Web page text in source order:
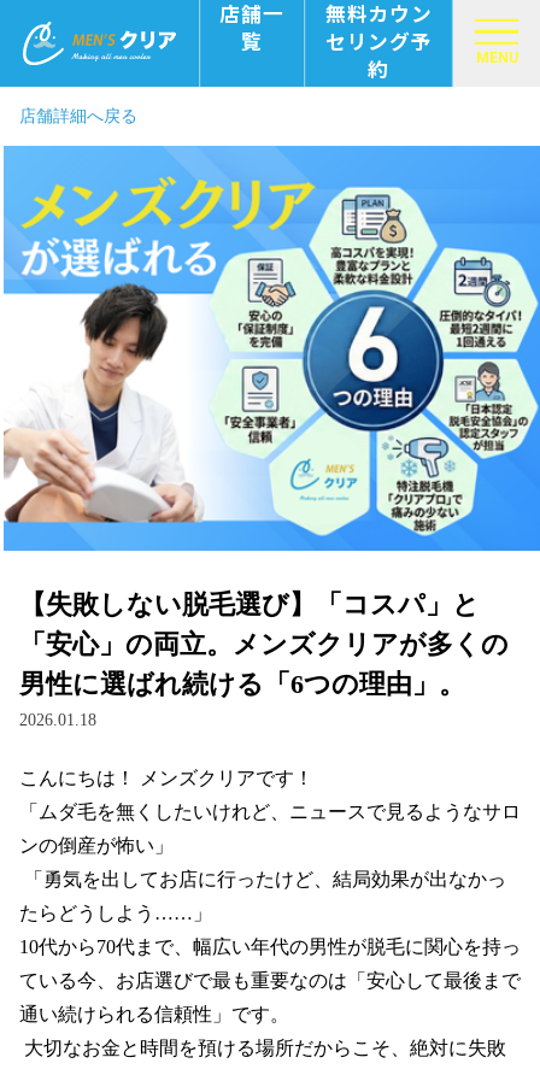
店舗一
覧
無料カウン
セリング予
約
MENU
店舗詳細へ戻る
【失敗しない脱毛選び】「コスパ」と
「安心」の両立。メンズクリアが多くの
男性に選ばれ続ける「6つの理由」。
2026.01.18
こんにちは！ メンズクリアです！
「ムダ毛を無くしたいけれど、ニュースで見るようなサロ
ンの倒産が怖い」
たらどうしよう……」
10代から70代まで、幅広い年代の男性が脱毛に関心を持っ
ている今、お店選びで最も重要なのは「安心して最後まで
通い続けられる信頼性」です。